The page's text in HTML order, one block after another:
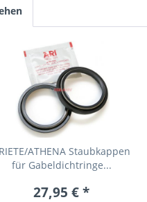
ATHENA Staubkappen
für Gabeldichtringe...
27,95 € *